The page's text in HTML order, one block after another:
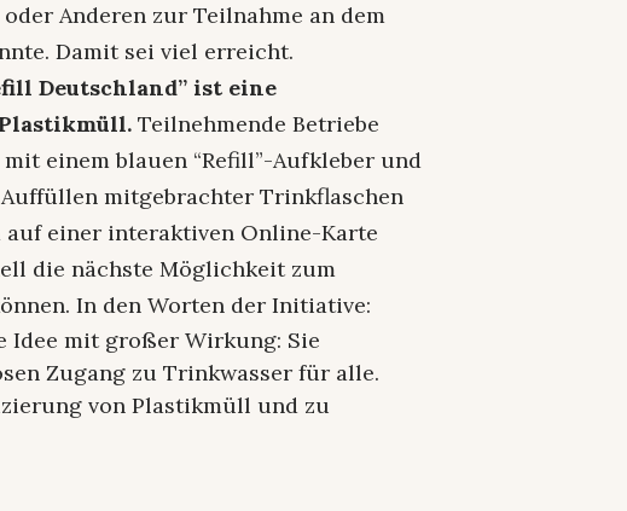
Anderen zur Teilnahme an dem
Damit sei viel erreicht.
Deutschland” ist eine
Teilnehmende Betriebe
einem blauen “Refill”-Aufkleber und
mitgebrachter Trinkflaschen
auf einer interaktiven Online-Karte
die nächste Möglichkeit zum
In den Worten der Initiative:
Idee mit großer Wirkung: Sie
Zugang zu Trinkwasser für alle.
von Plastikmüll und zu